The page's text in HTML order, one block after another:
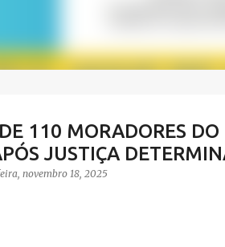
110 MORADORES DO
JUSTIÇA
novembro 18, 2025